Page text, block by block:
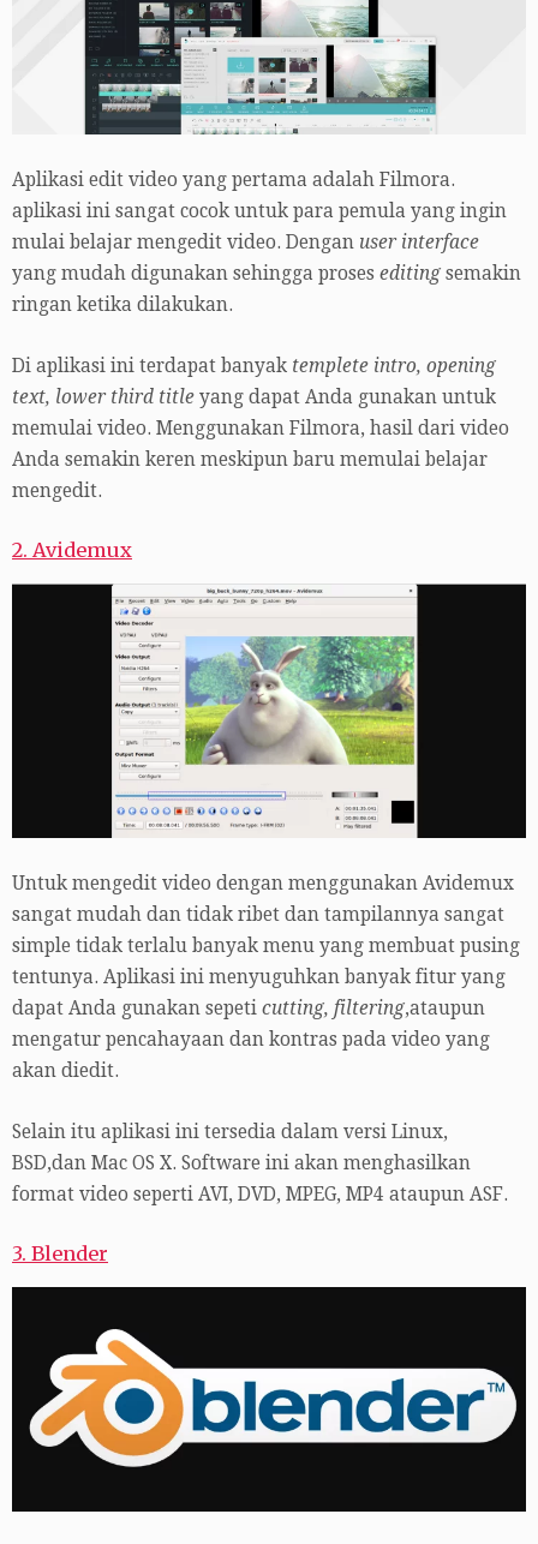
Aplikasi edit video yang pertama adalah Filmora.
aplikasi ini sangat cocok untuk para pemula yang ingin
mulai belajar mengedit video. Dengan user interface
yang mudah digunakan sehingga proses editing semakin
ringan ketika dilakukan.
Di aplikasi ini terdapat banyak templete intro, opening
text, lower third title yang dapat Anda gunakan untuk
memulai video. Menggunakan Filmora, hasil dari video
Anda semakin keren meskipun baru memulai belajar
mengedit.
2. Avidemux
Untuk mengedit video dengan menggunakan Avidemux
sangat mudah dan tidak ribet dan tampilannya sangat
simple tidak terlalu banyak menu yang membuat pusing
tentunya. Aplikasi ini menyuguhkan banyak fitur yang
dapat Anda gunakan sepeti cutting, filtering,ataupun
mengatur pencahayaan dan kontras pada video yang
akan diedit.
Selain itu aplikasi ini tersedia dalam versi Linux,
BSD,dan Mac OS X. Software ini akan menghasilkan
format video seperti AVI, DVD, MPEG, MP4 ataupun ASF.
3. Blender